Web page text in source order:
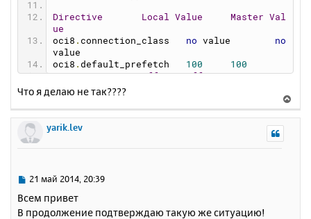
Directive Local Value Master Val
ue
oci8 . no
no
value
oci8 . 100
100
oci8. events Off
Off
oci8 .
Of
f
oci8.
Что я делаю не так????
е
yarik.lev
С
о
б
21 май 2014, 20:39
Всем привет
В продолжение подтверждаю такую же ситуацию!